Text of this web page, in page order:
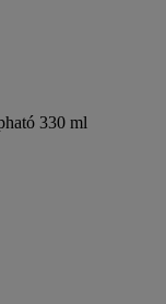
330 ml